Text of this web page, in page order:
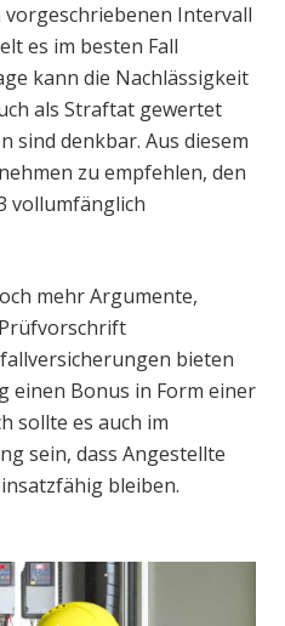
vorgeschriebenen Intervall
es im besten Fall
kann die Nachlässigkeit
als Straftat gewertet
sind denkbar. Aus diesem
zu empfehlen, den
vollumfänglich
mehr Argumente,
bieten
einen Bonus in Form einer
sollte es auch im
sein, dass Angestellte
bleiben.